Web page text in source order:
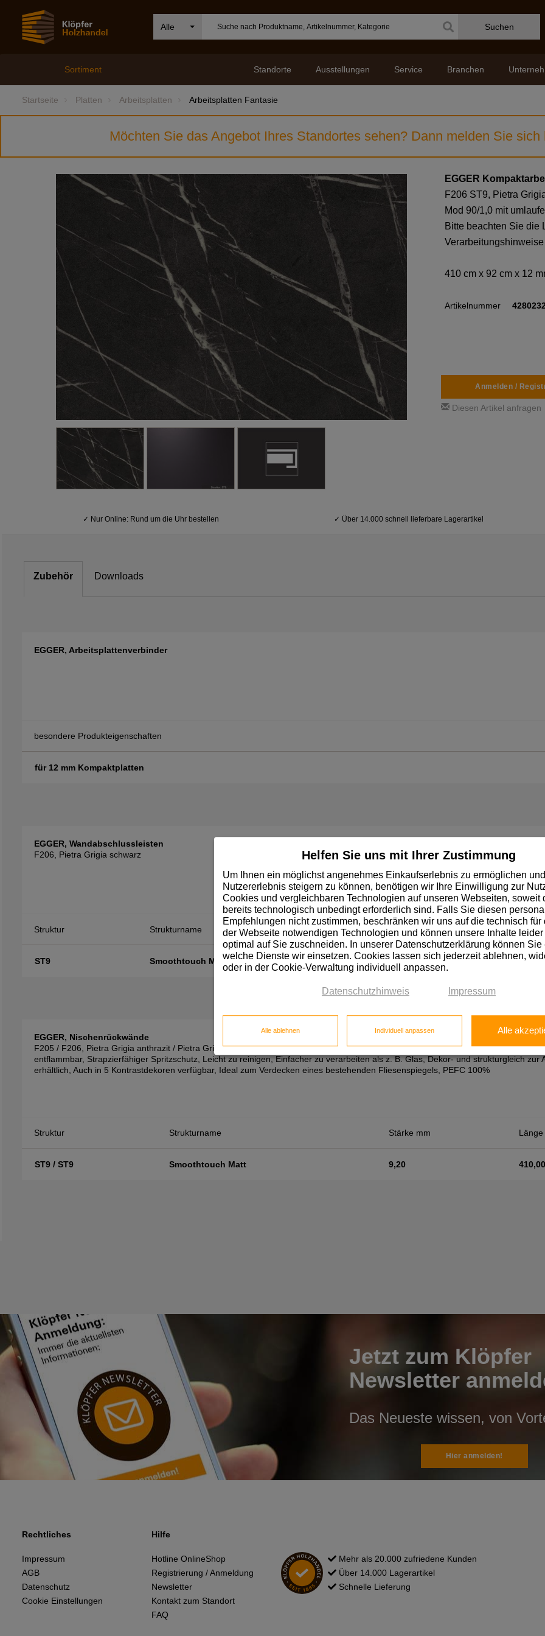
Alle Suchen
Branchen
Service
Ausstellungen
Standorte
Sortiment
Startseite Platten Arbeitsplatten Arbeitsplatten Fantasie
Möchten Sie das Angebot Ihres Standortes sehen? Dann melden Sie sich
EGGER
F206 ST9, Pietra
Mod 90/1,0 mit
Bitte beachten Sie die
Verarbeitungshinweise
410 cm x 92 cm x 12
Artikelnummer
Anmelden /
Diesen Artikel anfragen
✓ Nur Online: Rund um die Uhr bestellen ✓ Über 14.000 schnell lieferbare Lagerartikel
Zubehör Downloads
EGGER, Arbeitsplattenverbinder
besondere Produkteigenschaften
für 12 mm Kompaktplatten
EGGER, Wandabschlussleisten
F206, Pietra Grigia schwarz
Struktur Strukturname Stärke mm Breite
ST9 Smoothtouch Matt 25,00 2,50
EGGER, Nischenrückwände
F205 / F206, Pietra Grigia anthrazit / Pietra Grigia schwarz, Spanplatte E1 P2 CE, CPL, melaminbeschichtet, Brandverhalten: D-s2,
entflammbar, Strapzierfähiger Spritzschutz, Leicht zu reinigen, Einfacher zu verarbeiten als z. B. Glas, Dekor- und strukturgleich zur
erhältlich, Auch in 5 Kontrastdekoren verfügbar, Ideal zum Verdecken eines bestehenden Fliesenspiegels, PEFC 100%
Struktur Strukturname Stärke mm Länge
ST9 / ST9 Smoothtouch Matt 9,20 410,00
Jetzt zum Klöpfer
Newsletter
Das Neueste wissen, von
Hier anmelden!
Rechtliches
Impressum
AGB
Datenschutz
Cookie Einstellungen
Hilfe
Hotline OnlineShop
Registrierung / Anmeldung
Newsletter
Kontakt zum Standort
FAQ
Mehr als 20.000 zufriedene Kunden
Über 14.000 Lagerartikel
Schnelle Lieferung
Helfen Sie uns mit Ihrer Zustimmung
Um Ihnen ein möglichst angenehmes Einkaufserlebnis zu ermöglichen
Nutzererlebnis steigern zu können, benötigen wir Ihre Einwilligung zur
Cookies und vergleichbaren Technologien auf unseren Webseiten, soweit
bereits technologisch unbedingt erforderlich sind. Falls Sie diesen
Empfehlungen nicht zustimmen, beschränken wir uns auf die technisch für
der Webseite notwendigen Technologien und können unsere Inhalte
optimal auf Sie zuschneiden. In unserer Datenschutzerklärung können Sie
welche Dienste wir einsetzen. Cookies lassen sich jederzeit ablehnen,
oder in der Cookie-Verwaltung individuell anpassen.
Datenschutzhinweis Impressum
Alle ablehnen Individuell anpassen Alle